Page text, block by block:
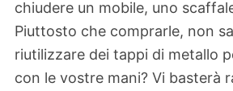
chiudere un mobile, uno
Piuttosto che comprarle, non
riutilizzare dei tappi di metallo
con le vostre mani? Vi basterà